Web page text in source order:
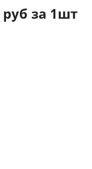
руб за 1шт